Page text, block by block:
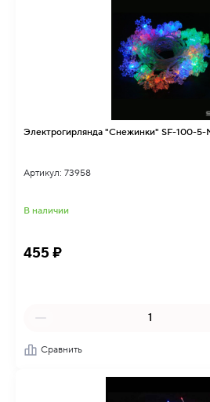
Электрогирлянда "Снежинки" SF-100-5-
Артикул: 73958
В наличии
455 ₽
Сравнить